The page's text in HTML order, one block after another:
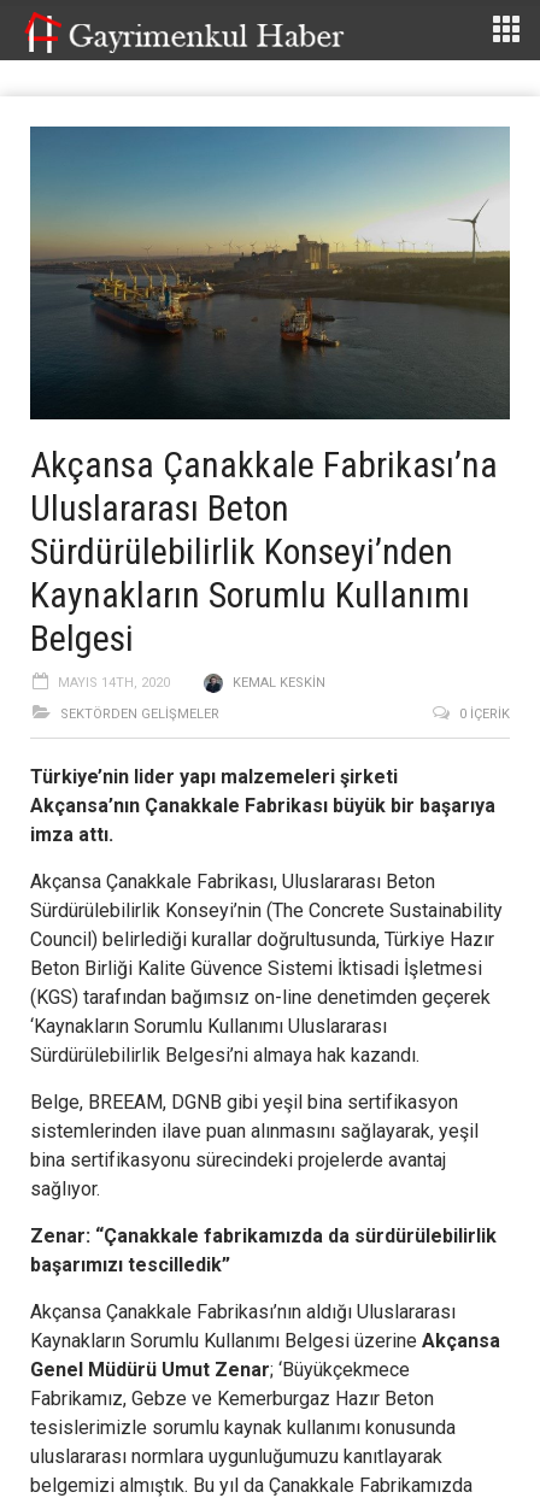
Akçansa Çanakkale Fabrikası’na
Uluslararası Beton
Sürdürülebilirlik Konseyi’nden
Kaynakların Sorumlu Kullanımı
Belgesi
MAYIS 14TH, 2020
KEMAL KESKIN
SEKTÖRDEN GELIŞMELER
0 İÇERIK
Türkiye’nin lider yapı malzemeleri şirketi
Akçansa’nın Çanakkale Fabrikası büyük bir başarıya
imza attı.
Akçansa Çanakkale Fabrikası, Uluslararası Beton
Sürdürülebilirlik Konseyi’nin (The Concrete Sustainability
Council) belirlediği kurallar doğrultusunda, Türkiye Hazır
Beton Birliği Kalite Güvence Sistemi İktisadi İşletmesi
(KGS) tarafından bağımsız on-line denetimden geçerek
‘Kaynakların Sorumlu Kullanımı Uluslararası
Sürdürülebilirlik Belgesi’ni almaya hak kazandı.
Belge, BREEAM, DGNB gibi yeşil bina sertifikasyon
sistemlerinden ilave puan alınmasını sağlayarak, yeşil
bina sertifikasyonu sürecindeki projelerde avantaj
sağlıyor.
Zenar: “Çanakkale fabrikamızda da sürdürülebilirlik
başarımızı tescilledik”
Akçansa Çanakkale Fabrikası’nın aldığı Uluslararası
Kaynakların Sorumlu Kullanımı Belgesi üzerine Akçansa
Genel Müdürü Umut Zenar; ‘Büyükçekmece
Fabrikamız, Gebze ve Kemerburgaz Hazır Beton
tesislerimizle sorumlu kaynak kullanımı konusunda
uluslararası normlara uygunluğumuzu kanıtlayarak
belgemizi almıştık. Bu yıl da Çanakkale Fabrikamızda